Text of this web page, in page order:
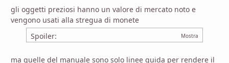
gli oggetti preziosi hanno un valore di mercato noto e
vengono usati alla stregua di monete
Spoiler:
ma quelle del manuale sono solo linee guida per rendere il